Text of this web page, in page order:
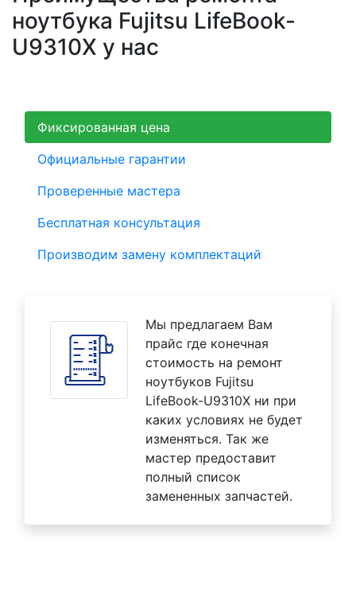
ноутбука Fujitsu LifeBook-
U9310X у нас
Фиксированная цена
Официальные гарантии
Проверенные мастера
Бесплатная консультация
Производим замену комплектаций
Мы предлагаем Вам
прайс где конечная
стоимость на ремонт
ноутбуков Fujitsu
LifeBook-U9310X ни при
каких условиях не будет
изменяться. Так же
мастер предоставит
полный список
замененных запчастей.